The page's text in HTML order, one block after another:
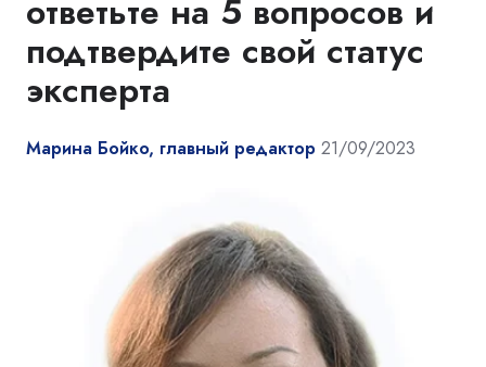
ответьте на 5 вопросов и
подтвердите свой статус
эксперта
Марина Бойко, главный редактор 21/09/2023